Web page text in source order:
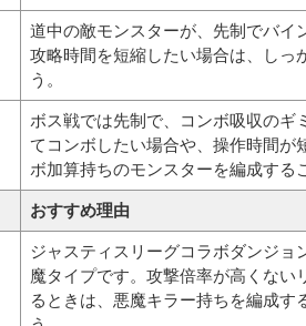
道中の敵モンスターが、先制でバイ
攻略時間を短縮したい場合は、しっ
う。
ボス戦では先制で、コンボ吸収のギ
てコンボしたい場合や、操作時間が
ボ加算持ちのモンスターを編成する
おすすめ理由
ジャスティスリーグコラボダンジョ
魔タイプです。攻撃倍率が高くない
るときは、悪魔キラー持ちを編成す